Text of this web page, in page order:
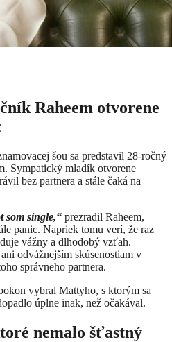
Raheem otvorene
šou sa predstavil 28-ročný
Sympatický mladík otvorene
bez partnera a stále čaká na
som single,“ prezradil Raheem,
panic. Napriek tomu verí, že raz
vážny a dlhodobý vzťah.
odvážnejším skúsenostiam v
správneho partnera.
vybral Mattyho, s ktorým sa
úplne inak, než očakával.
nemalo šťastný